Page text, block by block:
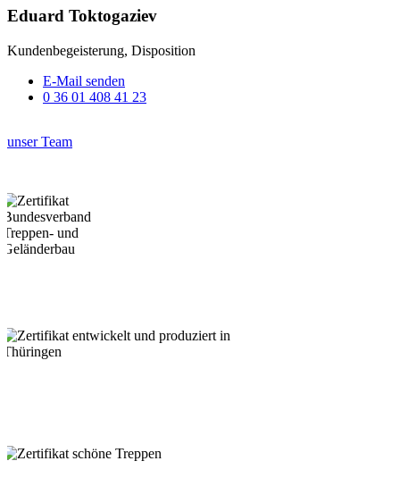
Eduard Toktogaziev
Kundenbegeisterung, Disposition
E-Mail senden
0 36 01 408 41 23
unser Team